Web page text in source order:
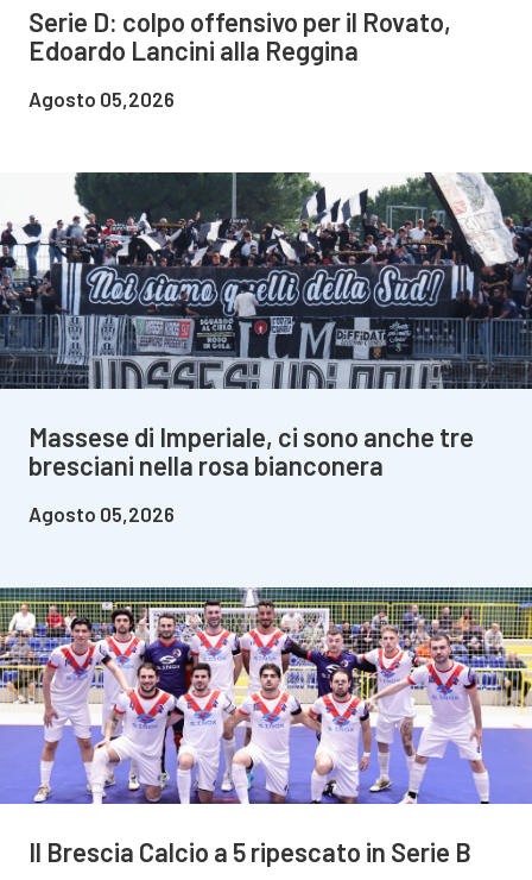
Serie D: colpo offensivo per il Rovato,
Edoardo Lancini alla Reggina
Agosto 05,2026
Massese di Imperiale, ci sono anche tre
bresciani nella rosa bianconera
Agosto 05,2026
Il Brescia Calcio a 5 ripescato in Serie B